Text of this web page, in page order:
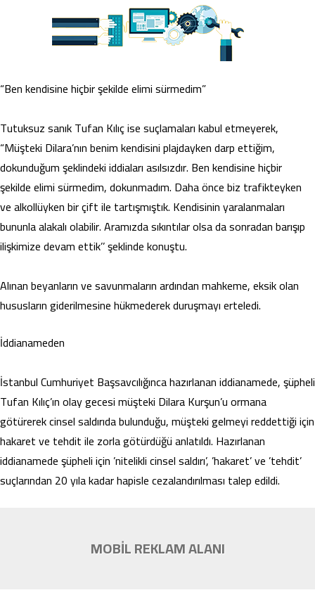
“Ben kendisine hiçbir şekilde elimi sürmedim”
Tutuksuz sanık Tufan Kılıç ise suçlamaları kabul etmeyerek,
“Müşteki Dilara’nın benim kendisini plajdayken darp ettiğim,
dokunduğum şeklindeki iddiaları asılsızdır. Ben kendisine hiçbir
şekilde elimi sürmedim, dokunmadım. Daha önce biz trafikteyken
ve alkollüyken bir çift ile tartışmıştık. Kendisinin yaralanmaları
bununla alakalı olabilir. Aramızda sıkıntılar olsa da sonradan barışıp
ilişkimize devam ettik’’ şeklinde konuştu.
Alınan beyanların ve savunmaların ardından mahkeme, eksik olan
hususların giderilmesine hükmederek duruşmayı erteledi.
İddianameden
İstanbul Cumhuriyet Başsavcılığınca hazırlanan iddianamede, şüpheli
Tufan Kılıç’ın olay gecesi müşteki Dilara Kurşun’u ormana
götürerek cinsel saldırıda bulunduğu, müşteki gelmeyi reddettiği için
hakaret ve tehdit ile zorla götürdüğü anlatıldı. Hazırlanan
iddianamede şüpheli için ’nitelikli cinsel saldırı’, ’hakaret’ ve ’tehdit’
suçlarından 20 yıla kadar hapisle cezalandırılması talep edildi.
MOBİL REKLAM ALANI